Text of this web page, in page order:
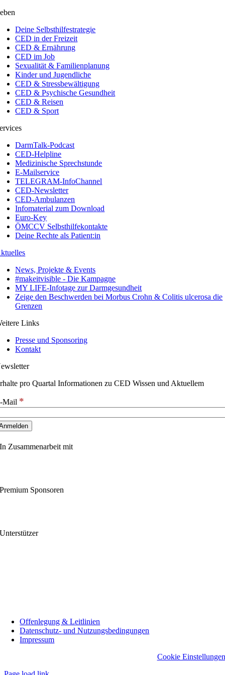
Deine Selbsthilfestrategie
CED in der Freizeit
CED & Ernährung
CED im Job
Sexualität & Familienplanung
Kinder und Jugendliche
CED & Stressbewältigung
CED & Psychische Gesundheit
CED & Reisen
CED & Sport
DarmTalk-Podcast
CED-Helpline
Medizinische Sprechstunde
E-Mailservice
TELEGRAM-InfoChannel
CED-Newsletter
CED-Ambulanzen
Infomaterial zum Download
Euro-Key
ÖMCCV Selbsthilfekontakte
Deine Rechte als Patient:in
News, Projekte & Events
#makeitvisible - Die Kampagne
MY LIFE-Infotage zur Darmgesundheit
Zeige den Beschwerden bei Morbus Crohn & Colitis ulcerosa die
Grenzen
Links
Presse und Sponsoring
Kontakt
pro Quartal Informationen zu CED Wissen und Aktuellem
Mail *
In Zusammenarbeit mit
Premium Sponsoren
Unterstützer
Offenlegung & Leitlinien
Datenschutz- und Nutzungsbedingungen
Impressum
Cookie Einstellungen